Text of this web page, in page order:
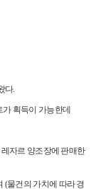
다.
획득이 가능한데
자르 양조장에 판매한
(물건의 가치에 따라 경